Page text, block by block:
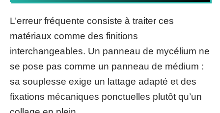
L’erreur fréquente consiste à traiter ces
matériaux comme des finitions
interchangeables. Un panneau de mycélium ne
se pose pas comme un panneau de médium :
sa souplesse exige un lattage adapté et des
fixations mécaniques ponctuelles plutôt qu’un